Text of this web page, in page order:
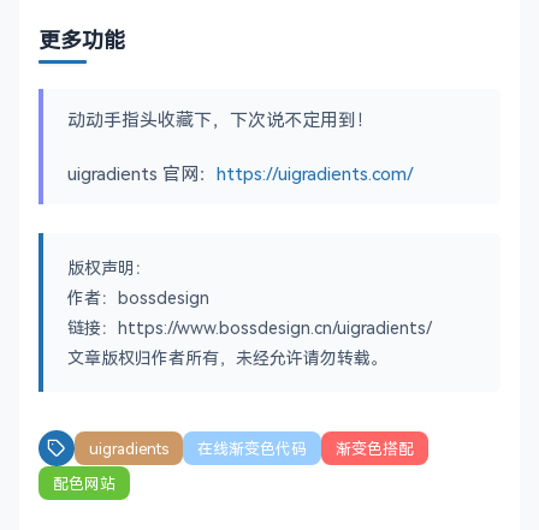
更多功能
动动手指头收藏下，下次说不定用到！
uigradients 官网： https://uigradients.com/
版权声明：
作者：bossdesign
链接：https://www.bossdesign.cn/uigradients/
文章版权归作者所有，未经允许请勿转载。
uigradients 在线渐变色代码
渐变色搭配
配色网站